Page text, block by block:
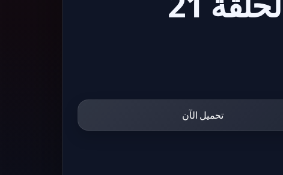
تحميل الآن